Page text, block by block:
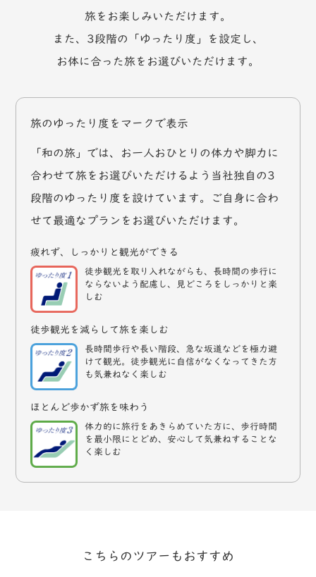
旅をお楽しみいただけます。
また、3段階の「ゆったり度」を設定し、
お体に合った旅をお選びいただけます。
旅のゆったり度をマークで表示
「和の旅」では、お一人おひとりの体力や脚力に
合わせて旅をお選びいただけるよう当社独自の3
段階のゆったり度を設けています。ご自身に合わ
せて最適なプランをお選びいただけます。
疲れず、しっかりと観光ができる
徒歩観光を取り入れながらも、長時間の歩行に
ならないよう配慮し、見どころをしっかりと楽
しむ
徒歩観光を減らして旅を楽しむ
長時間歩行や長い階段、急な坂道などを極力避
けて観光。徒歩観光に自信がなくなってきた方
も気兼ねなく楽しむ
ほとんど歩かず旅を味わう
体力的に旅行をあきらめていた方に、歩行時間
を最小限にとどめ、安心して気兼ねすることな
く楽しむ
こちらのツアーもおすすめ